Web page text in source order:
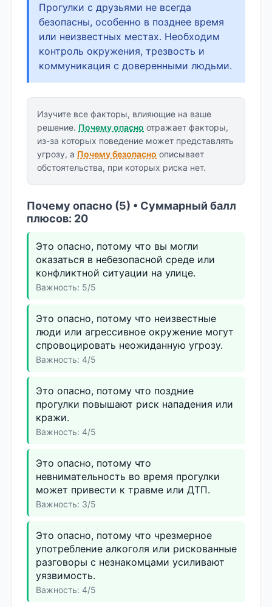
Прогулки с друзьями не всегда
безопасны, особенно в позднее время
или неизвестных местах. Необходим
контроль окружения, трезвость и
коммуникация с доверенными людьми.
Изучите все факторы, влияющие на ваше
решение. Почему опасно отражает факторы,
из-за которых поведение может представлять
угрозу, а Почему безопасно описывает
обстоятельства, при которых риска нет.
Почему опасно (5) • Суммарный балл
плюсов: 20
Это опасно, потому что вы могли
оказаться в небезопасной среде или
конфликтной ситуации на улице.
Важность: 5/5
Это опасно, потому что неизвестные
люди или агрессивное окружение могут
спровоцировать неожиданную угрозу.
Важность: 4/5
Это опасно, потому что поздние
прогулки повышают риск нападения или
кражи.
Важность: 4/5
Это опасно, потому что
невнимательность во время прогулки
может привести к травме или ДТП.
Важность: 3/5
Это опасно, потому что чрезмерное
употребление алкоголя или рискованные
разговоры с незнакомцами усиливают
уязвимость.
Важность: 4/5